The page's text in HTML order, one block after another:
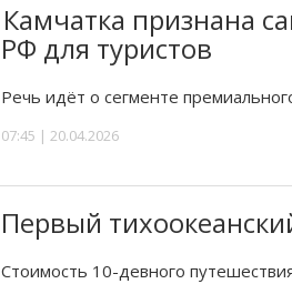
Камчатка признана
РФ для туристов
Речь идёт о сегменте
07:45 | 20.04.2026
Первый
Стоимость 10-девного